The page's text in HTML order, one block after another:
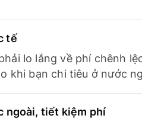
tế
lo lắng về phí chênh
khi bạn chi tiêu ở nước
ngoài, tiết kiệm phí